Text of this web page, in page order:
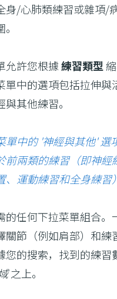
/心肺類練習或雜項/病
允許您根據練習類型
單中的選項包括拉伸與
其他練習。
單中的 '神經與其他' 選
前兩類的練習（即神經
、運動練習和全身練習）
的任何下拉菜單組合。
關節（例如肩部）和練
您的搜索，找到的練習
之上。